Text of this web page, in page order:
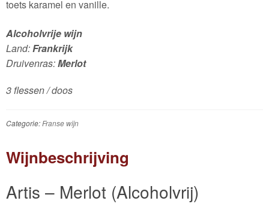
toets karamel en vanille.
Alcoholvrije wijn
Land:Frankrijk
Druivenras:Merlot
3 flessen / doos
Categorie:Franse wijn
Wijnbeschrijving
Artis – Merlot (Alcoholvrij)